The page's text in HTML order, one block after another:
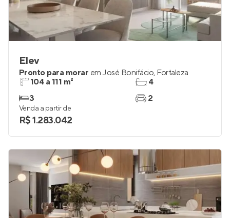
Elev
Pronto para morar em José Bonifácio, Fortaleza
104 a 111 m²
3
4
2
Venda a partir de
R$ 1.283.042